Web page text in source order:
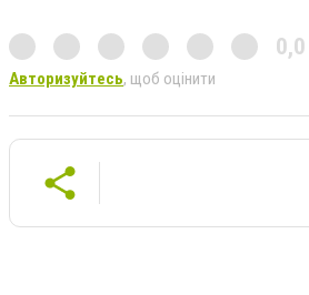
0,0
Авторизуйтесь, щоб оцінити